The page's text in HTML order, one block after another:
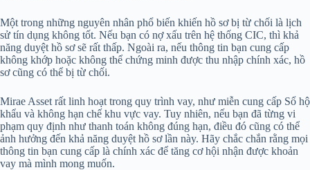
Một trong những nguyên nhân phổ biến khiến hồ sơ bị từ chối là lịch
sử tín dụng không tốt. Nếu bạn có nợ xấu trên hệ thống CIC, thì khả
năng duyệt hồ sơ sẽ rất thấp. Ngoài ra, nếu thông tin bạn cung cấp
không khớp hoặc không thể chứng minh được thu nhập chính xác, hồ
sơ cũng có thể bị từ chối.
Mirae Asset rất linh hoạt trong quy trình vay, như miễn cung cấp Sổ hộ
khẩu và không hạn chế khu vực vay. Tuy nhiên, nếu bạn đã từng vi
phạm quy định như thanh toán không đúng hạn, điều đó cũng có thể
ảnh hưởng đến khả năng duyệt hồ sơ lần này. Hãy chắc chắn rằng mọi
thông tin bạn cung cấp là chính xác để tăng cơ hội nhận được khoản
vay mà mình mong muốn.